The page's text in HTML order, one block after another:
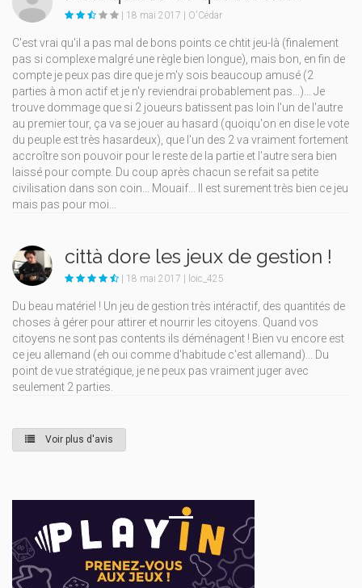
| 18 mai 2017 | O'Cédar
C'est vrai qu'il a pas mal de bons points ce chtit jeu-là (finalement
pas si complexe malgré une règle bien longue), mais bon, en fin de
compte je peux pas dire que je m'y sois beaucoup amusé (2
parties à mon actif et je n'y reviendrai probablement pas...)... Je
trouve dommage que si 2 joueurs batissent pas loin l'un de l'autre
au premier tour, ça va se jouer au hasard (quoiqu'on en dise le vote
du peuple est très hasardeux), que l'un des 2 va vraiment fortement
accroître son pouvoir pour le reste de la partie et l'autre sera bien
laissé pour compte. Du coup après chacun se refait sa petite
civilisation dans son coin... Mouaif... Il est surement très bien ce jeu
mais pas pour moi...
città dore les jeux de gestion !
| 18 mai 2017 | loic_425
Du beau matériel ! Un jeu de gestion très intéractif, des quantités de
choses à gérer pour attirer et nourrir les citoyens. Quand vos
citoyens ne sont pas contents ils déménagent ! Bien vu encore est
ce jeu allemand (eh oui comme d'habitude c'est allemand)... Du
point de vue stratégique, je ne peux pas vraiment juger avec
seulement 2 parties.
Voir plus d'avis